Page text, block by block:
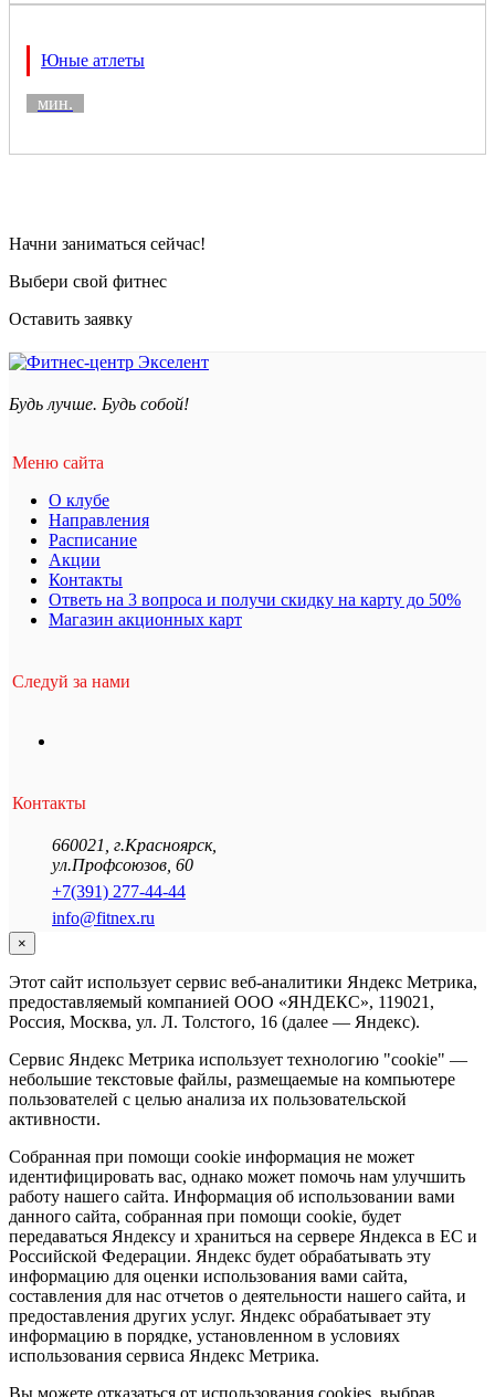
Юные атлеты
мин.
Начни заниматься сейчас!
Выбери свой фитнес
Оставить заявку
Будь лучше. Будь собой!
Меню сайта
О клубе
Направления
Расписание
Акции
Контакты
Ответь на 3 вопроса и получи скидку на карту до 50%
Магазин акционных карт
Следуй за нами
Контакты
660021 г.Красноярск,
ул.Профсоюзов, 60
+7(391) 277-44-44
info@fitnex.ru
×
Этот сайт использует сервис веб-аналитики Яндекс Метрика,
предоставляемый компанией ООО «ЯНДЕКС», 119021,
Россия, Москва, ул. Л. Толстого, 16 (далее — Яндекс).
Сервис Яндекс Метрика использует технологию "cookie" —
небольшие текстовые файлы, размещаемые на компьютере
пользователей с целью анализа их пользовательской
активности.
Собранная при помощи cookie информация не может
идентифицировать вас, однако может помочь нам улучшить
работу нашего сайта. Информация об использовании вами
данного сайта, собранная при помощи cookie, будет
передаваться Яндексу и храниться на сервере Яндекса в ЕС и
Российской Федерации. Яндекс будет обрабатывать эту
информацию для оценки использования вами сайта,
составления для нас отчетов о деятельности нашего сайта, и
предоставления других услуг. Яндекс обрабатывает эту
информацию в порядке, установленном в условиях
использования сервиса Яндекс Метрика.
Вы можете отказаться от использования cookies, выбрав